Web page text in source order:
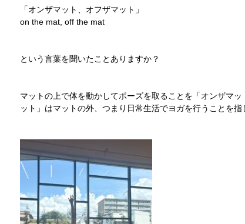
「オンザマット、オフザマット」
on the mat, off the mat
という言葉を聞いたことありますか？
マットの上で体を動かしてポーズを取ることを「オンザマ
ット」はマットの外、つまり日常生活でヨガを行うことを指